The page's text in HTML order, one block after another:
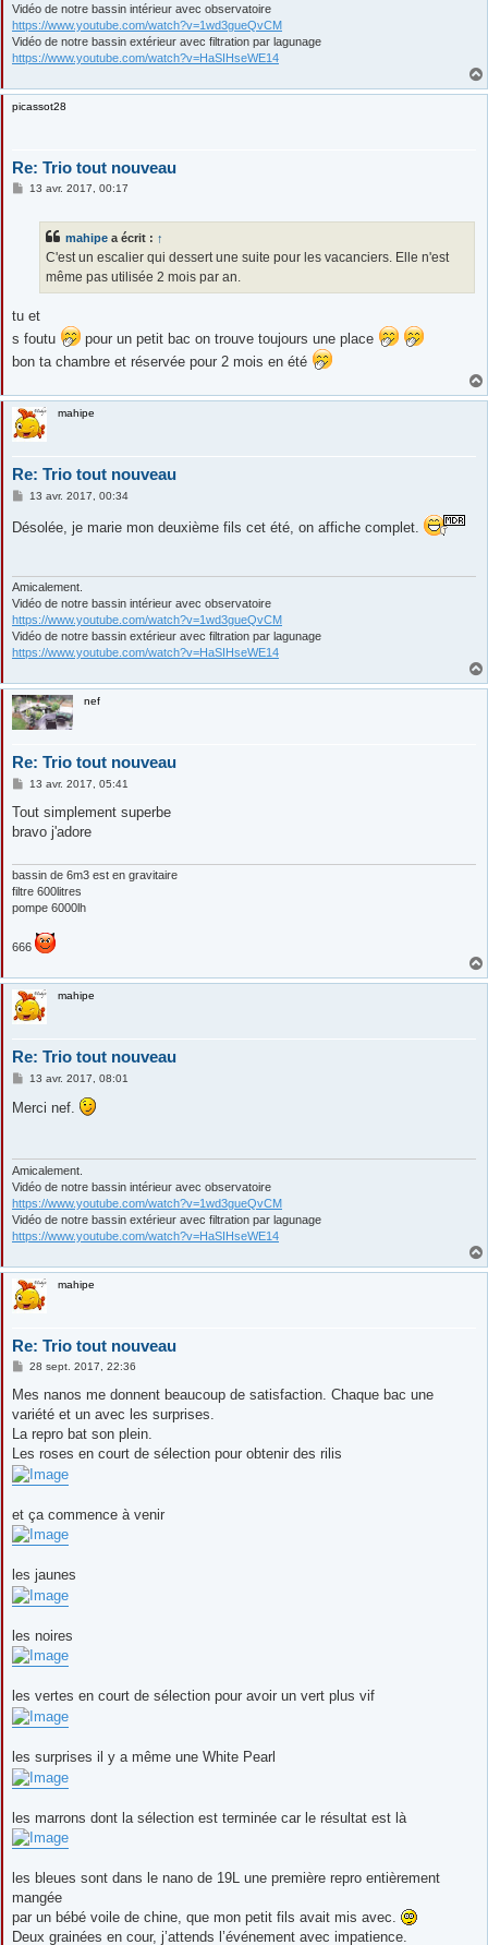
Vidéo de notre bassin intérieur avec observatoire
https://www.youtube.com/watch?v=1wd3gueQvCM
Vidéo de notre bassin extérieur avec filtration par lagunage
https://www.youtube.com/watch?v=HaSIHseWE14
picassot28
Re: Trio tout nouveau
M
13 avr. 2017, 00:17
mahipe a écrit : ↑
C'est un escalier qui dessert une suite pour les vacanciers. Elle n'est
même pas utilisée 2 mois par an.
tu et
s foutu
pour un petit bac on trouve toujours une place
bon ta chambre et réservée pour 2 mois en été
mahipe
Re: Trio tout nouveau
M
s
s
13 avr. 2017, 00:34
Désolée, je marie mon deuxième fils cet été, on affiche complet.
Amicalement.
Vidéo de notre bassin intérieur avec observatoire
https://www.youtube.com/watch?v=1wd3gueQvCM
Vidéo de notre bassin extérieur avec filtration par lagunage
https://www.youtube.com/watch?v=HaSIHseWE14
nef
Re: Trio tout nouveau
M
s
a
13 avr. 2017, 05:41
Tout simplement superbe
bravo j'adore
bassin de 6m3 est en gravitaire
filtre 600litres
pompe 6000lh
666
mahipe
Re: Trio tout nouveau
M
s
s
13 avr. 2017, 08:01
Merci nef.
Amicalement.
Vidéo de notre bassin intérieur avec observatoire
https://www.youtube.com/watch?v=1wd3gueQvCM
Vidéo de notre bassin extérieur avec filtration par lagunage
https://www.youtube.com/watch?v=HaSIHseWE14
mahipe
Re: Trio tout nouveau
M
s
a
g
28 sept. 2017, 22:36
Mes nanos me donnent beaucoup de satisfaction. Chaque bac une
variété et un avec les surprises.
La repro bat son plein.
Les roses en court de sélection pour obtenir des rilis
et ça commence à venir
les jaunes
les noires
les vertes en court de sélection pour avoir un vert plus vif
les surprises il y a même une White Pearl
les marrons dont la sélection est terminée car le résultat est là
les bleues sont dans le nano de 19L une première repro entièrement
mangée
par un bébé voile de chine, que mon petit fils avait mis avec.
Deux grainées en cour, j’attends l’événement avec impatience.